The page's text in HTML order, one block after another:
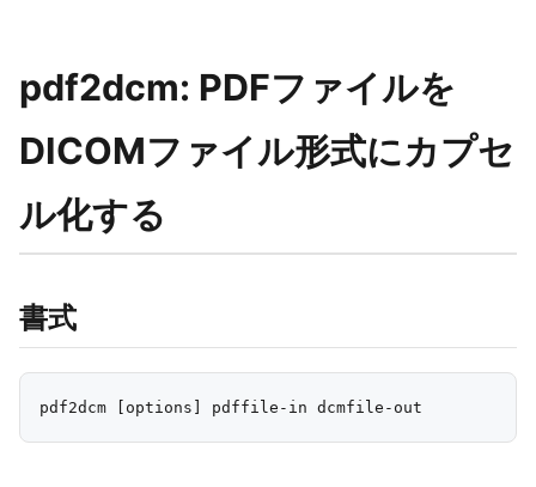
pdf2dcm: PDFファイルを
DICOMファイル形式にカプセ
ル化する
書式